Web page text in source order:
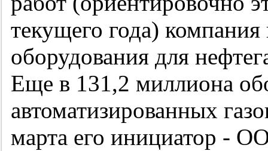
текущего года)
оборудования для
Еще в 131,2 миллиона
автоматизированных
марта его инициатор -